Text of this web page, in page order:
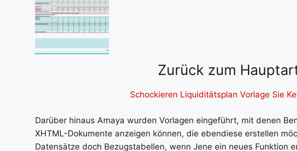
Zurück zum
Schockieren Liquiditätsplan Vorlage Sie
Darüber hinaus Amaya wurden Vorlagen eingeführt, mit denen
XHTML-Dokumente anzeigen können, die ebendiese erstellen
Datensätze doch Bezugstabellen, wenn Jene ein neues Funktion